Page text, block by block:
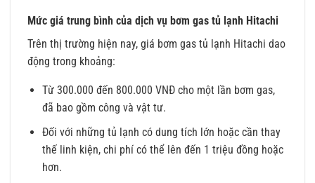
Mức giá trung bình của dịch vụ bơm gas tủ lạnh Hitachi
Trên thị trường hiện nay, giá bơm gas tủ lạnh Hitachi dao
động trong khoảng:
Từ 300.000 đến 800.000 VNĐ cho một lần bơm gas,
đã bao gồm công và vật tư.
Đối với những tủ lạnh có dung tích lớn hoặc cần thay
thế linh kiện, chi phí có thể lên đến 1 triệu đồng hoặc
hơn.